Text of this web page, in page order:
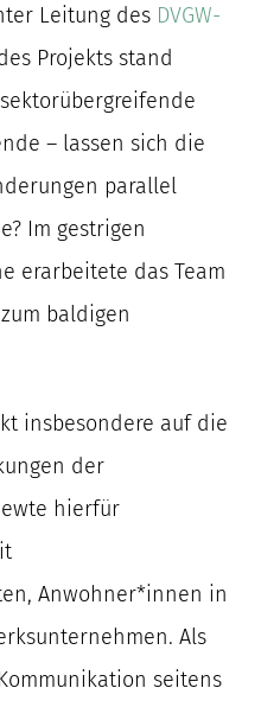
Leitung des DVGW-
Projekts stand
– lassen sich die
parallel
Im gestrigen
erarbeitete das Team
baldigen
insbesondere auf die
der
hierfür
Anwohner*innen in
Als
seitens